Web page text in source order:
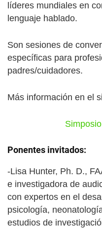
líderes mundiales en
lenguaje hablado.
Son sesiones de
específicas para
padres/cuidadores.
Más información en el
Ponentes invitados:
-Lisa Hunter, Ph. D.,
e investigadora de
con expertos en el
psicología,
estudios de